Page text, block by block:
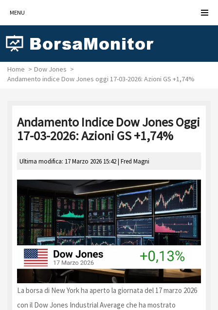
MENU
Home
Dow Jones
Andamento indice Dow Jones oggi 17-03-2026: Azioni GS +1,74%
Andamento Indice Dow Jones Oggi
17-03-2026: Azioni GS +1,74%
Ultima modifica: 17 Marzo 2026 15:42 | Fred Magni
La borsa di New York ha aperto la giornata del 17 marzo 2026
con il Dow Jones Industrial Average che ha mostrato